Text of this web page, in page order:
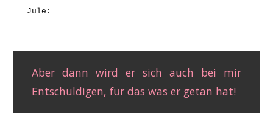
Jule:
Aber dann wird er sich auch bei mir
Entschuldigen, für das was er getan hat!